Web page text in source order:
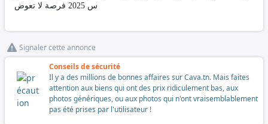
Signaler cette annonce
Conseils de sécurité
Il y a des millions de bonnes affaires sur Cava.tn. Mais faites
attention aux biens qui ont des prix ridiculement bas, aux
photos génériques, ou aux photos qui n'ont vraisemblablement
pas été prises par l'utilisateur !